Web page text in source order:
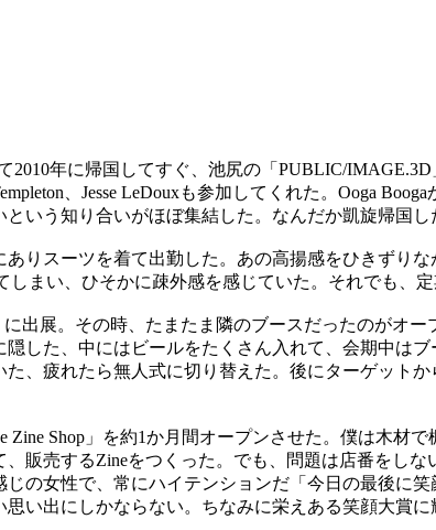
2010年に帰国してすぐ、池尻の「 PUBLIC/IMAGE.3D
Jesse LeDouxも参加してくれた。 Ooga Booga
いう知り合いがほぼ集結した。なんだか凱旋帰国し
りスーツを着て出勤した。あの高揚感をひきずり
まい、ひそかに疎外感を感じていた。それでも、
に出展。その時、たまたま隣のブースだったのがオ
した、中にはビールをたくさん入れて、会期中は
、疲れたら無人式に切り替えた。後にターゲット
Zine Shop 」を約1か月間オープンさせた。僕は木材で
、販売するZineをつくった。でも、問題は店番をし
の女性で、常にハイテンションだ「今日の最後に
い出にしかならない。ちなみに栄えある笑顔大賞に